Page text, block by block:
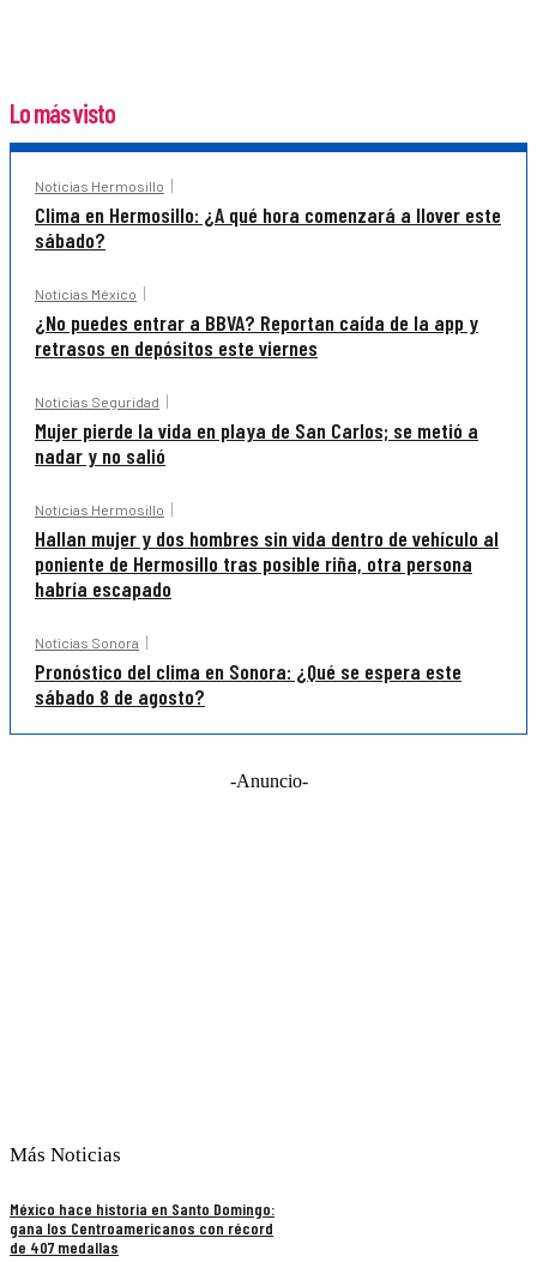
Lo más visto
Noticias Hermosillo
Clima en Hermosillo: ¿A qué hora comenzará a llover este
sábado?
Noticias México
¿No puedes entrar a BBVA? Reportan caída de la app y
retrasos en depósitos este viernes
Noticias Seguridad
Mujer pierde la vida en playa de San Carlos; se metió a
nadar y no salió
Noticias Hermosillo
Hallan mujer y dos hombres sin vida dentro de vehículo al
poniente de Hermosillo tras posible riña, otra persona
habría escapado
Noticias Sonora
Pronóstico del clima en Sonora: ¿Qué se espera este
sábado 8 de agosto?
-Anuncio-
Más Noticias
México hace historia en Santo Domingo:
gana los Centroamericanos con récord
de 407 medallas